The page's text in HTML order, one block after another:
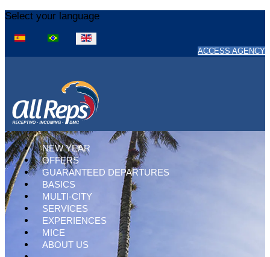
Select your language
ACCESS AGENCY
NEW YEAR
OFFERS
GUARANTEED DEPARTURES
BASICS
MULTI-CITY
SERVICES
EXPERIENCES
MICE
ABOUT US